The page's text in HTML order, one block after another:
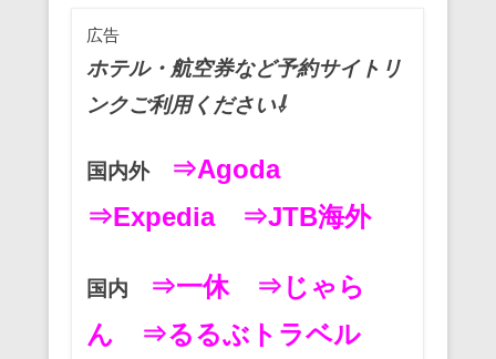
広告
ホテル・航空券など予約サイトリ
ンクご利用ください⇩
国内外
⇒Agoda
⇒Expedia
⇒JTB海外
国内 ⇒一休
⇒じゃら
ん
⇒るるぶトラベル